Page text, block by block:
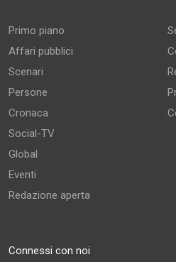
Primo piano
Affari pubblici
Scenari
Persone
Cronaca
Social-TV
Global
Eventi
Redazione aperta
Connessi con noi